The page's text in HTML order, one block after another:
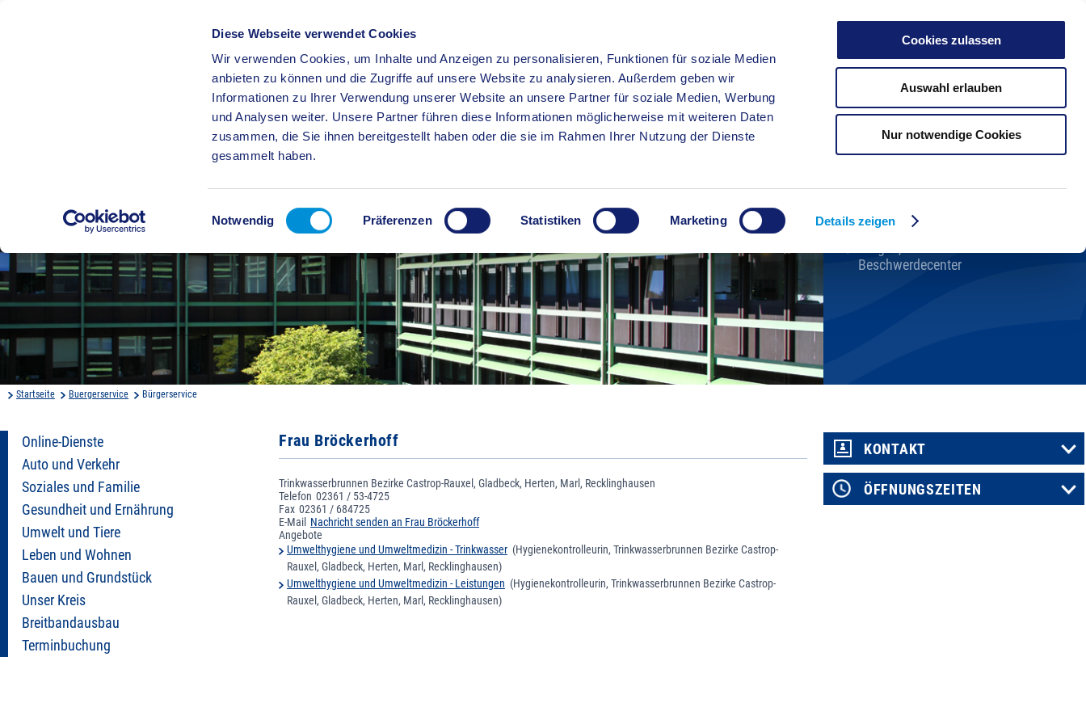
Diese Webseite verwendet Cookies
Wir verwenden Cookies, um Inhalte und Anzeigen zu personalisieren, Funktionen für soziale Medien
anbieten zu können und die Zugriffe auf unsere Website zu analysieren. Außerdem geben wir
Informationen zu Ihrer Verwendung unserer Website an unsere Partner für soziale Medien, Werbung
und Analysen weiter. Unsere Partner führen diese Informationen möglicherweise mit weiteren Daten
zusammen, die Sie ihnen bereitgestellt haben oder die sie im Rahmen Ihrer Nutzung der Dienste
gesammelt haben.
Einwilligungsauswahl
Notwendig Präferenzen Statistiken Marketing Details zeigen
Cookies zulassen
Auswahl erlauben
Nur notwendige Cookies
BÜRGERSERVICE KREISHAUS WIRTSCHAFT BILDUNG
Kreisverwaltung A-Z
Karriere beim Kreis
Beschwerdecenter
Startseite Buergerservice Bürgerservice
Online-Dienste
Auto und Verkehr
Soziales und Familie
Gesundheit und Ernährung
Umwelt und Tiere
Leben und Wohnen
Bauen und Grundstück
Unser Kreis
Breitbandausbau
Terminbuchung
Frau Bröckerhoff
Trinkwasserbrunnen Bezirke Castrop-Rauxel, Gladbeck, Herten, Marl, Recklinghausen
Telefon 02361 / 53-4725
Fax 02361 / 684725
E-Mail Nachricht senden an Frau Bröckerhoff
Angebote
Umwelthygiene und Umweltmedizin - Trinkwasser (Hygienekontrolleurin, Trinkwasserbrunnen Bezirke Castrop-
Rauxel, Gladbeck, Herten, Marl, Recklinghausen)
Umwelthygiene und Umweltmedizin - Leistungen (Hygienekontrolleurin, Trinkwasserbrunnen Bezirke Castrop-
Rauxel, Gladbeck, Herten, Marl, Recklinghausen)
KONTAKT
ÖFFNUNGSZEITEN